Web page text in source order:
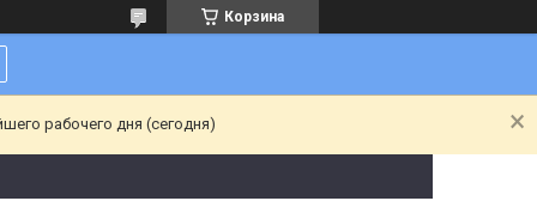
Корзина
рабочего дня (сегодня)